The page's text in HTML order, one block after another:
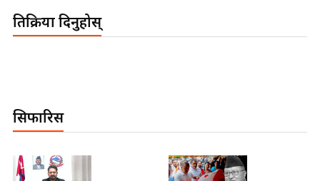
प्रतिक्रिया दिनुहोस्
सिफारिस